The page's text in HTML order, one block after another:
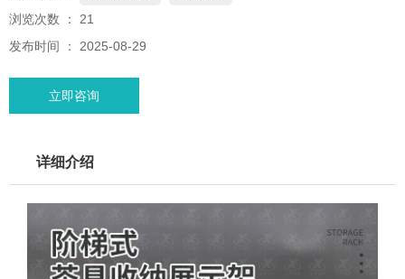
浏览次数 ： 21
发布时间 ： 2025-08-29
立即咨询
详细介绍